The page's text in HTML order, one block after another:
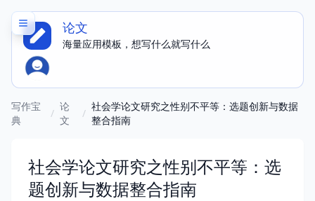
论文
海量应用模板，想写什么就写什么
写作宝
典
/
论
文
/
社会学论文研究之性别不平等：选题创新与数据
整合指南
社会学论文研究之性别不平等：选
题创新与数据整合指南